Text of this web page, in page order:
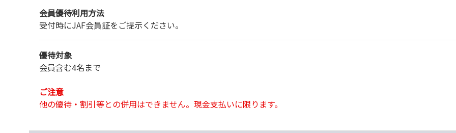
会員優待利用方法
受付時にJAF会員証をご提示ください。
優待対象
会員含む4名まで
ご注意
他の優待・割引等との併用はできません。現金支払いに限ります。